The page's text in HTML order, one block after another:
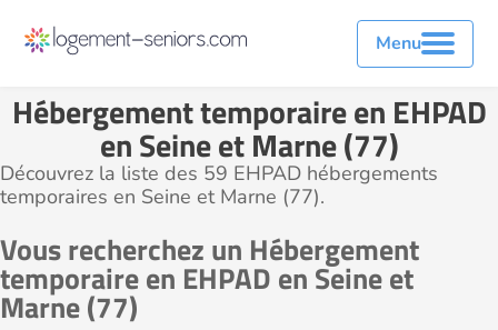
Menu
Hébergement temporaire en EHPAD
en Seine et Marne (77)
Découvrez la liste des 59 EHPAD hébergements
temporaires en Seine et Marne (77).
Vous recherchez un Hébergement
temporaire en EHPAD en Seine et
Marne (77)